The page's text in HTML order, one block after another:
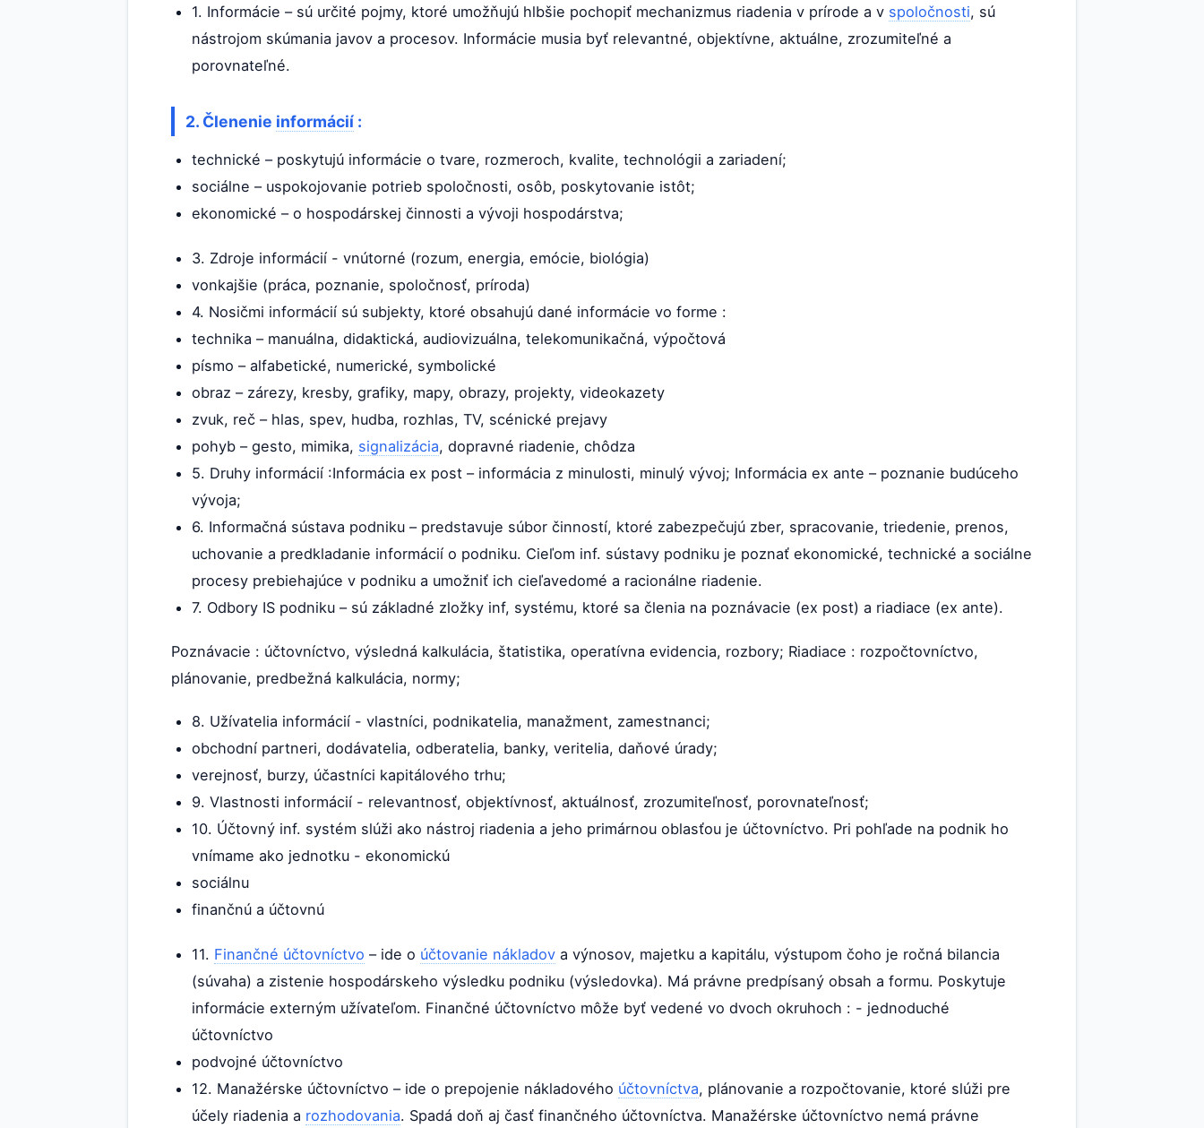
1. Informácie – sú určité pojmy, ktoré umožňujú hlbšie pochopiť mechanizmus riadenia v prírode a v spoločnosti, sú
nástrojom skúmania javov a procesov. Informácie musia byť relevantné, objektívne, aktuálne, zrozumiteľné a
porovnateľné.
2. Členenie informácií :
technické – poskytujú informácie o tvare, rozmeroch, kvalite, technológii a zariadení;
sociálne – uspokojovanie potrieb spoločnosti, osôb, poskytovanie istôt;
ekonomické – o hospodárskej činnosti a vývoji hospodárstva;
3. Zdroje informácií - vnútorné (rozum, energia, emócie, biológia)
vonkajšie (práca, poznanie, spoločnosť, príroda)
4. Nosičmi informácií sú subjekty, ktoré obsahujú dané informácie vo forme :
technika – manuálna, didaktická, audiovizuálna, telekomunikačná, výpočtová
písmo – alfabetické, numerické, symbolické
obraz – zárezy, kresby, grafiky, mapy, obrazy, projekty, videokazety
zvuk, reč – hlas, spev, hudba, rozhlas, TV, scénické prejavy
pohyb – gesto, mimika, signalizácia, dopravné riadenie, chôdza
5. Druhy informácií :Informácia ex post – informácia z minulosti, minulý vývoj; Informácia ex ante – poznanie budúceho
vývoja;
6. Informačná sústava podniku – predstavuje súbor činností, ktoré zabezpečujú zber, spracovanie, triedenie, prenos,
uchovanie a predkladanie informácií o podniku. Cieľom inf. sústavy podniku je poznať ekonomické, technické a sociálne
procesy prebiehajúce v podniku a umožniť ich cieľavedomé a racionálne riadenie.
7. Odbory IS podniku – sú základné zložky inf, systému, ktoré sa členia na poznávacie (ex post) a riadiace (ex ante).
Poznávacie : účtovníctvo, výsledná kalkulácia, štatistika, operatívna evidencia, rozbory; Riadiace : rozpočtovníctvo,
plánovanie, predbežná kalkulácia, normy;
8. Užívatelia informácií - vlastníci, podnikatelia, manažment, zamestnanci;
obchodní partneri, dodávatelia, odberatelia, banky, veritelia, daňové úrady;
verejnosť, burzy, účastníci kapitálového trhu;
9. Vlastnosti informácií - relevantnosť, objektívnosť, aktuálnosť, zrozumiteľnosť, porovnateľnosť;
10. Účtovný inf. systém slúži ako nástroj riadenia a jeho primárnou oblasťou je účtovníctvo. Pri pohľade na podnik ho
vnímame ako jednotku - ekonomickú
sociálnu
finančnú a účtovnú
11. Finančné účtovníctvo – ide o účtovanie nákladova výnosov, majetku a kapitálu, výstupom čoho je ročná bilancia
(súvaha) a zistenie hospodárskeho výsledku podniku (výsledovka). Má právne predpísaný obsah a formu. Poskytuje
informácie externým užívateľom. Finančné účtovníctvo môže byť vedené vo dvoch okruhoch : - jednoduché
účtovníctvo
podvojné účtovníctvo
12. Manažérske účtovníctvo – ide o prepojenie nákladového účtovníctva, plánovanie a rozpočtovanie, ktoré slúži pre
účely riadenia a rozhodovania. Spadá doň aj časť finančného účtovníctva. Manažérske účtovníctvo nemá právne